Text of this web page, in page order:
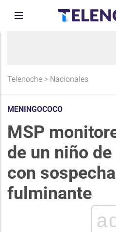
Telenoche > Nacionales
MENINGOCOCO
MSP
de un niño
con
fulminante